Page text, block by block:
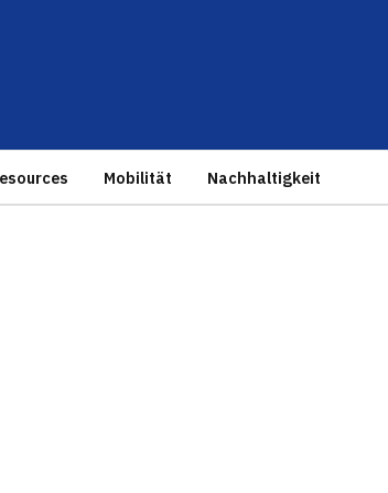
Mobilität Nachhaltigkeit